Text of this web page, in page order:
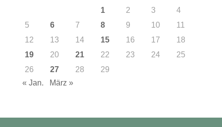
1
2 3
4
5
6 7 8 9 10
11
12
13 14 15 16 17
18
19
20 21 22 23 24
25
26
27 28
29
« Jan.
März »